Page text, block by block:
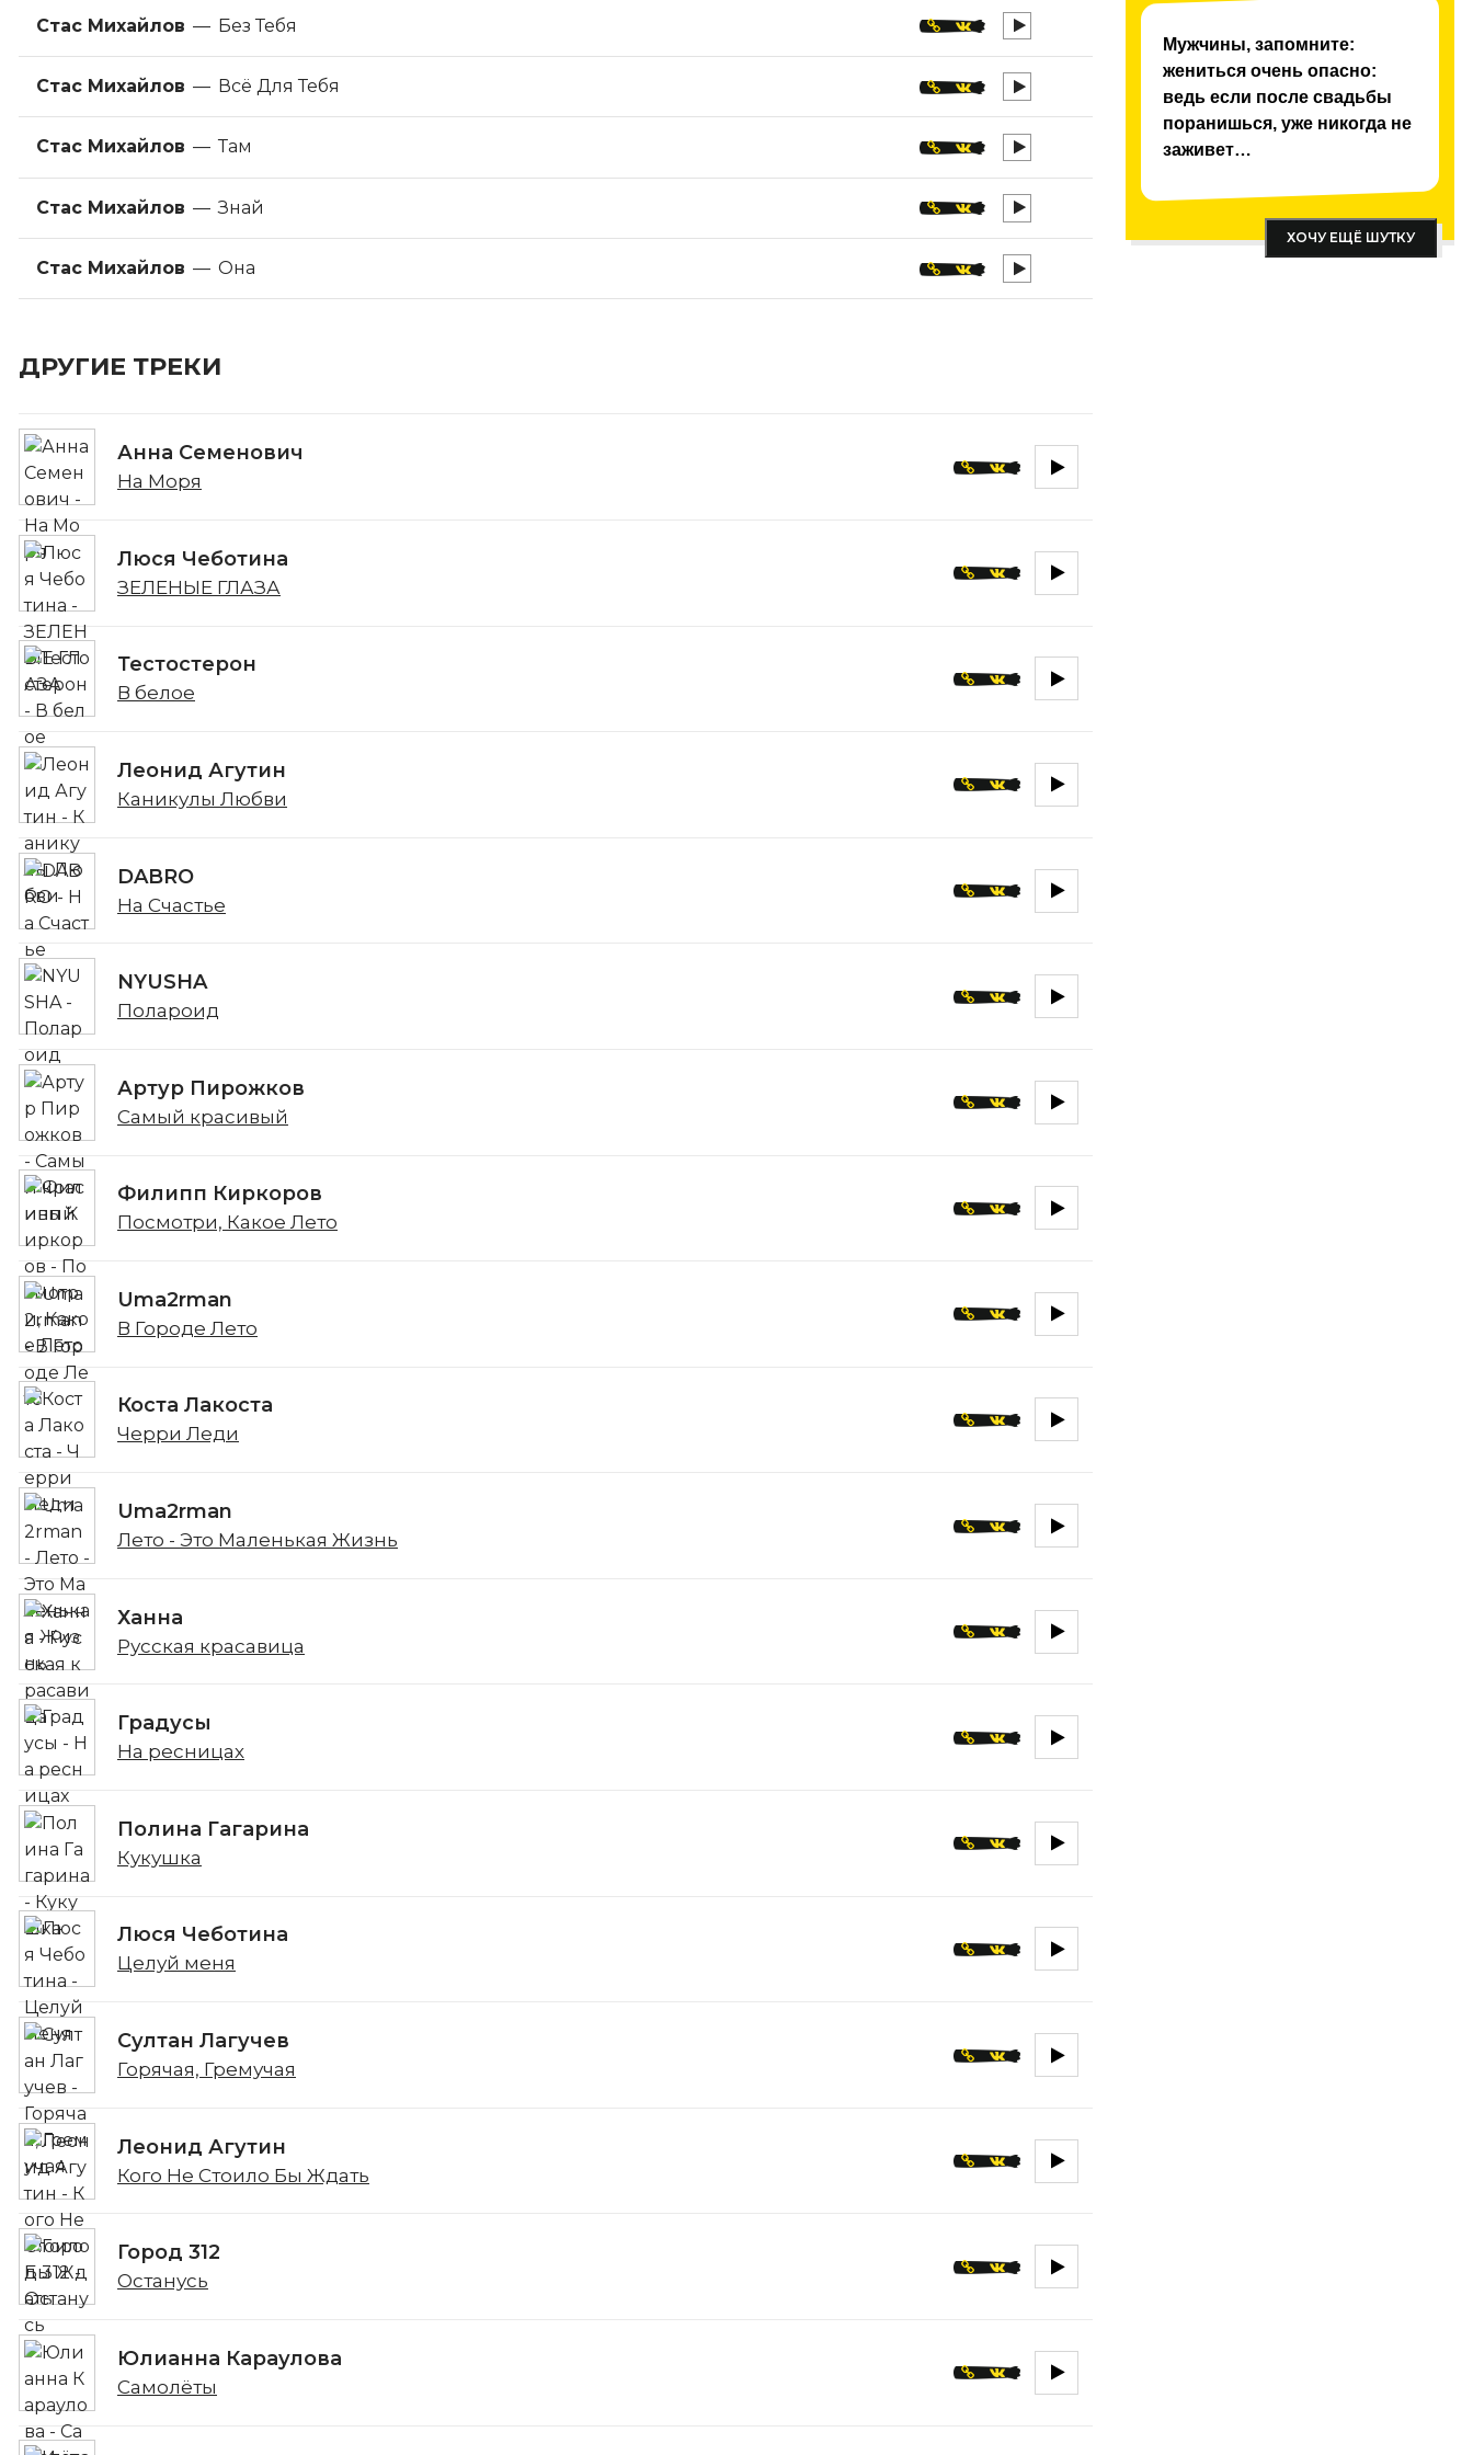
Стас Михайлов — Без Тебя
Стас Михайлов — Всё Для Тебя
Стас Михайлов — Там
Стас Михайлов — Знай
Стас Михайлов — Она
ДРУГИЕ ТРЕКИ
Анна Семенович
На Моря
Люся Чеботина
ЗЕЛЕНЫЕ ГЛАЗА
Тестостерон
В белое
Леонид Агутин
Каникулы Любви
DABRO
На Счастье
NYUSHA
Полароид
Артур Пирожков
Самый красивый
Филипп Киркоров
Посмотри, Какое Лето
Uma2rman
В Городе Лето
Коста Лакоста
Черри Леди
Uma2rman
Лето - Это Маленькая Жизнь
Ханна
Русская красавица
Градусы
На ресницах
Полина Гагарина
Кукушка
Люся Чеботина
Целуй меня
Султан Лагучев
Горячая, Гремучая
Леонид Агутин
Кого Не Стоило Бы Ждать
Город 312
Останусь
Юлианна Караулова
Самолёты
Мужчины, запомните:
жениться очень опасно:
ведь если после свадьбы
поранишься, уже никогда не
заживет…
ХОЧУ ЕЩЁ ШУТКУ